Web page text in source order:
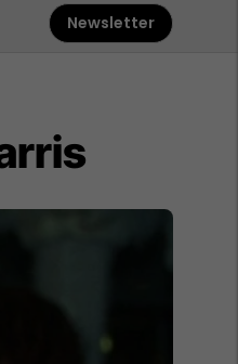
Newsletter